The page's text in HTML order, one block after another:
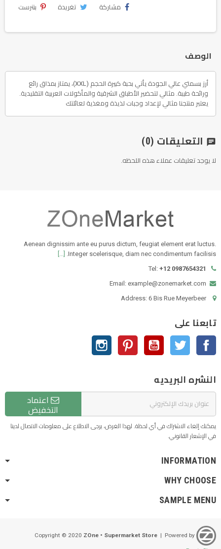
مشاركة تغريدة بنترست
الوصف
أرز بسمتي عالي الجودة يأتي بحبة كبيرة الحجم (XXL)، يمتاز بمذاق رائع
ورائحة طيبة. مثالي لتحضير الأطباق الشرقية والمأكولات العربية التقليدية.
يعتبر منتجنا مثالي لإعداد وجبات لذيذة ومغذية لعائلتك
chat التعليقات (0)
لا يوجد تعليقات عملاء هذه اللحظه.
Aenean dignissim ante eu purus dictum, feugiat element erat luctus.
Integer scelerisque, diam nec condimentum facilisis.
[...]
Tel: +12 0987654321
Email: example@zonemarket.com
Address: 6 Bis Rue Meyerbeer
تابعنا على
الفيسبوك تويتر يوتيوب بنترست
النشره البريديه
اعتماد
التخفيض
يمكنك إلغاء الاشتراك في أي لحظة. لهذا الغرض، يرجى الاطلاع على معلومات الاتصال لدينا
في الإشعار القانوني.
INFORMATION
WHY CHOOSE
SAMPLE MENU
ZOne • Supermarket Store | Powered by